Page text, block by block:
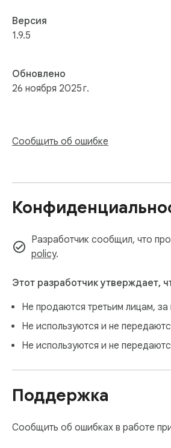
Ваши данные никому не
Мы соблюдаем законы о
Версия
1.9.5
Обновлено
26 ноября 2025 г.
Сообщить об ошибке
Разработчик сообщил, что
policy.
Этот разработчик утверждает,
Не продаются третьим лицам,
Не используются и не
Не используются и не
Поддержка
Сообщить об ошибках в работе